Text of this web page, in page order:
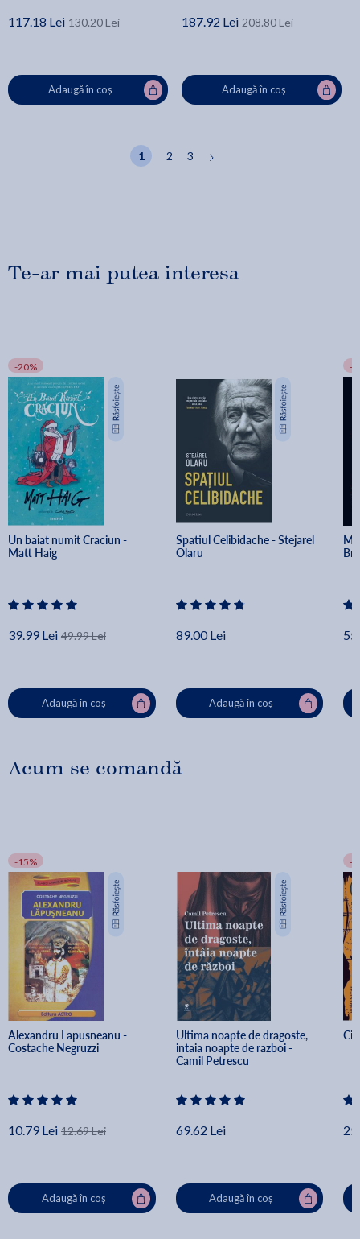
117.18 Lei 130.20 Lei
Adaugă în coș
187.92 Lei 208.80 Lei
Adaugă în coș
1 2 3
Te-ar mai putea interesa
-20%
Un baiat numit Craciun -
Matt Haig
39.99 Lei 49.99 Lei
Adaugă în coș
Spatiul Celibidache - Stejarel
Olaru
89.00 Lei
Adaugă în coș
-
Acum se comandă
-15%
Alexandru Lapusneanu -
Costache Negruzzi
10.79 Lei 12.69 Lei
Adaugă în coș
Ultima noapte de dragoste,
intaia noapte de razboi -
Camil Petrescu
69.62 Lei
Adaugă în coș
-